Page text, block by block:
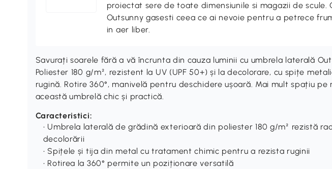
proiectat sere de toate dimensiunile si magazii de scule.
Outsunny gasesti ceea ce ai nevoie pentru a petrece
in aer liber.
Savurați soarele fără a vă încrunta din cauza luminii cu umbrela laterală
Poliester 180 g/m², rezistent la UV (UPF 50+) și la decolorare, cu spițe
rugină. Rotire 360°, manivelă pentru deschidere ușoară. Mai mult spațiu pe
această umbrelă chic și practică.
Caracteristici:
• Umbrela laterală de grădină exterioară din poliester 180 g/m² rezistă
decolorării
• Spițele și tija din metal cu tratament chimic pentru a rezista ruginii
• Rotirea la 360° permite un poziționare versatilă